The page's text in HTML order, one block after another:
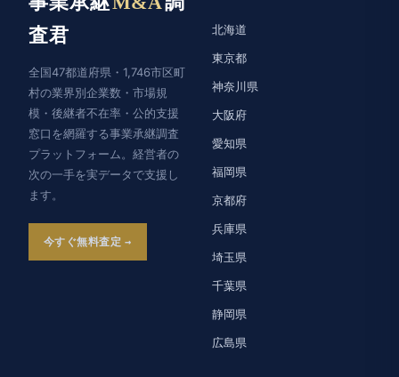
査君
全国47都道府県・1,746市区町
村の業界別企業数・市場規
模・後継者不在率・公的支援
窓口を網羅する事業承継調査
プラットフォーム。経営者の
次の一手を実データで支援し
ます。
今すぐ無料査定
北海道
東京都
神奈川県
大阪府
愛知県
福岡県
京都府
兵庫県
埼玉県
千葉県
静岡県
広島県